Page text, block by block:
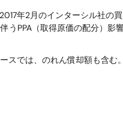
年2月のインターシル社
PPA（取得原価の配分）
スでは、のれん償却額も含む。